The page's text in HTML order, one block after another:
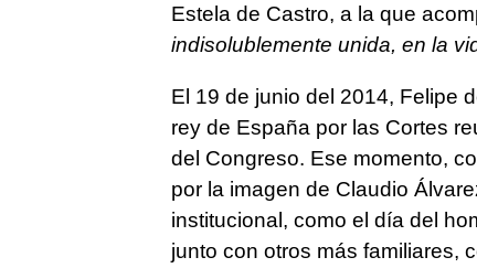
Estela de Castro, a la que
indisolublemente unida, en la
El 19 de junio del 2014, Felipe
rey de España por las Cortes
del Congreso. Ese momento,
por la imagen de Claudio
institucional, como el día del
junto con otros más familiares,